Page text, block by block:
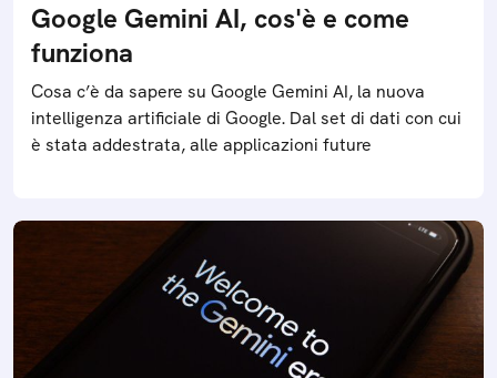
Google Gemini AI, cos'è e come
funziona
Cosa c’è da sapere su Google Gemini AI, la nuova
intelligenza artificiale di Google. Dal set di dati con cui
è stata addestrata, alle applicazioni future